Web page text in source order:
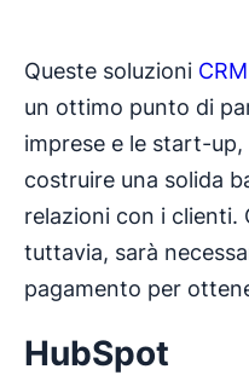
Queste soluzioni
un ottimo punto di
imprese e le start-
costruire una solida
relazioni con i clienti.
tuttavia, sarà
pagamento per
HubSpot